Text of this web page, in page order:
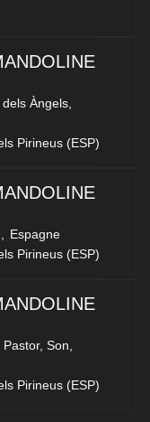
Àngels,
Pirineus (ESP)
, Espagne
Pirineus (ESP)
Pastor,Son,
Pirineus (ESP)